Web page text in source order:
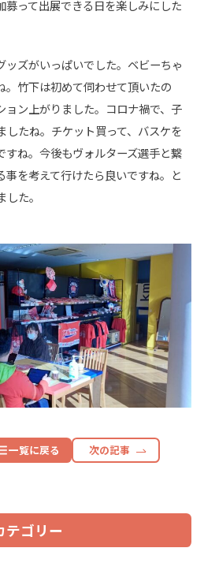
募って出展できる日を楽しみにした
ッズがいっぱいでした。ベビーちゃ
。竹下は初めて伺わせて頂いたの
ョン上がりました。コロナ禍で、子
たね。チケット買って、バスケを
すね。今後もヴォルターズ選手と繋
を考えて行けたら良いですね。と
た。
一覧に戻る 次の記事
テゴリー